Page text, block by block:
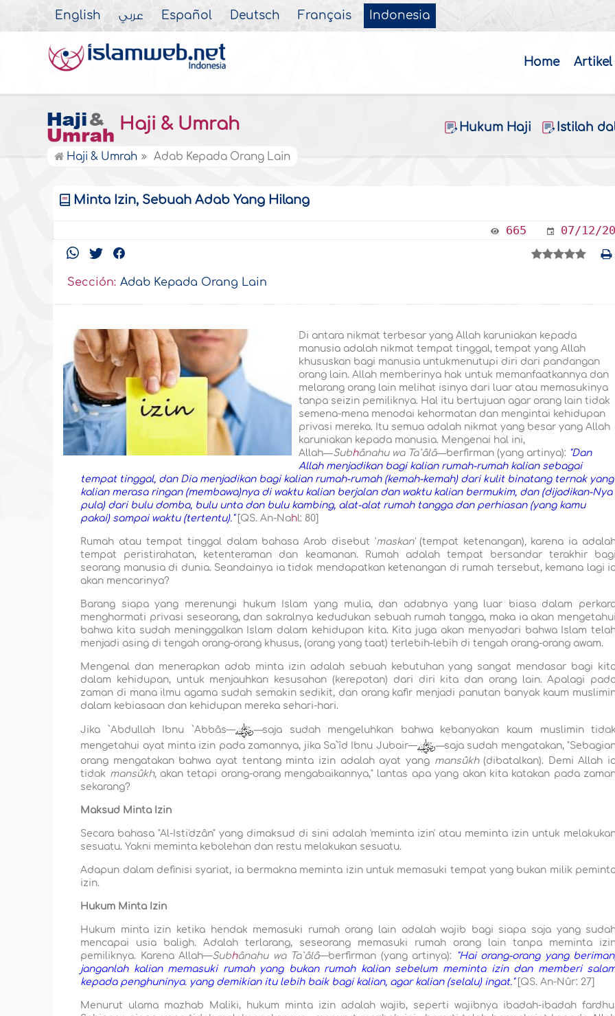
English عربي Español Deutsch Français Indonesia
Home Artikel
Haji & Umrah Hukum Haji Istilah
Haji & Umrah Adab Kepada Orang Lain
Minta Izin, Sebuah Adab Yang Hilang
665 07/12/
Sección: Adab Kepada Orang Lain
Di antara nikmat terbesar yang Allah karuniakan kepada
manusia adalah nikmat tempat tinggal, tempat yang Allah
khususkan bagi manusia untukmenutupi diri dari pandangan
orang lain. Allah memberinya hak untuk memanfaatkannya dan
melarang orang lain melihat isinya dari luar atau memasukinya
tanpa seizin pemiliknya. Hal itu bertujuan agar orang lain tidak
semena-mena menodai kehormatan dan mengintai kehidupan
privasi mereka. Itu semua adalah nikmat yang besar yang Allah
karuniakan kepada manusia. Mengenai hal ini,
Allah―Subhânahu wa Ta`âlâ―berfirman (yang artinya): "Dan
Allah menjadikan bagi kalian rumah-rumah kalian sebagai
tempat tinggal, dan Dia menjadikan bagi kalian rumah-rumah (kemah-kemah) dari kulit binatang ternak yang
kalian merasa ringan (membawa)nya di waktu kalian berjalan dan waktu kalian bermukim, dan (dijadikan-Nya
pula) dari bulu domba, bulu unta dan bulu kambing, alat-alat rumah tangga dan perhiasan (yang kamu
pakai) sampai waktu (tertentu)." [QS. An-Nahl: 80]
Rumah atau tempat tinggal dalam bahasa Arab disebut 'maskan' (tempat ketenangan), karena ia
tempat peristirahatan, ketenteraman dan keamanan. Rumah adalah tempat bersandar terakhir bagi
seorang manusia di dunia. Seandainya ia tidak mendapatkan ketenangan di rumah tersebut, kemana lagi
akan mencarinya?
Barang siapa yang merenungi hukum Islam yang mulia, dan adabnya yang luar biasa dalam
menghormati privasi seseorang, dan sakralnya kedudukan sebuah rumah tangga, maka ia akan mengetahui
bahwa kita sudah meninggalkan Islam dalam kehidupan kita. Kita juga akan menyadari bahwa Islam
menjadi asing di tengah orang-orang khusus, (orang yang taat) terlebih-lebih di tengah orang-orang awam.
Mengenal dan menerapkan adab minta izin adalah sebuah kebutuhan yang sangat mendasar bagi
dalam kehidupan, untuk menjauhkan kesusahan (kerepotan) dari diri kita dan orang lain. Apalagi
zaman di mana ilmu agama sudah semakin sedikit, dan orang kafir menjadi panutan banyak kaum
dalam kebiasaan dan kehidupan mereka sehari-hari.
Jika `Abdullah Ibnu `Abbâs— —saja sudah mengeluhkan bahwa kebanyakan kaum muslimin tidak
mengetahui ayat minta izin pada zamannya, jika Sa`îd Ibnu Jubair—
—saja sudah mengatakan,
orang mengatakan bahwa ayat tentang minta izin adalah ayat yang mansûkh(dibatalkan). Demi Allah
tidak mansûkh, akan tetapi orang-orang mengabaikannya," lantas apa yang akan kita katakan pada
sekarang?
Maksud Minta Izin
Secara bahasa "Al-Isti'dzân" yang dimaksud di sini adalah 'meminta izin' atau meminta izin untuk
sesuatu. Yakni meminta kebolehan dan restu melakukan sesuatu.
Adapun dalam definisi syariat, ia bermakna meminta izin untuk memasuki tempat yang bukan milik
izin.
Hukum Minta Izin
Hukum minta izin ketika hendak memasuki rumah orang lain adalah wajib bagi siapa saja yang
mencapai usia baligh. Adalah terlarang, seseorang memasuki rumah orang lain tanpa meminta
pemiliknya. Karena Allah—Subhânahu wa Ta`âlâ—berfirman (yang artinya):
"Hai orang-orang yang
janganlah kalian memasuki rumah yang bukan rumah kalian sebelum meminta izin dan memberi
kepada penghuninya. yang demikian itu lebih baik bagi kalian, agar kalian (selalu) ingat."[QS. An-Nûr: 27]
Menurut ulama mazhab Maliki, hukum minta izin adalah wajib, seperti wajibnya ibadah-ibadah fardhu.